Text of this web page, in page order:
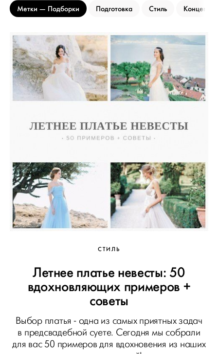
Метки Подборки Подготовка Стиль Концепция
СТИЛЬ
Летнее платье невесты: 50
вдохновляющих примеров +
советы
Выбор платья - одна из самых приятных задач
в предсвадебной суете. Сегодня мы собрали
для вас 50 примеров для вдохновения из наших